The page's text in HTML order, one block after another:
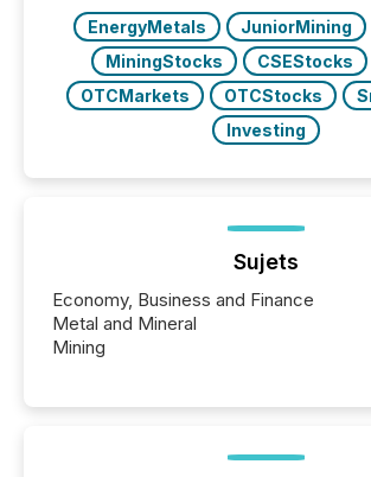
EnergyMetals JuniorMining
MiningStocks
CSEStocks
OTCMarkets
OTCStocks
Investing
Sujets
Economy, Business and Finance
Metal and Mineral
Mining